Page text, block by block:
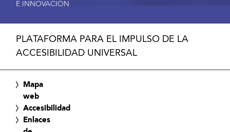
E INNOVACIÓN
PLATAFORMA PARA EL IMPULSO DE LA
ACCESIBILIDAD UNIVERSAL
Mapa
web
Accesibilidad
Enlaces